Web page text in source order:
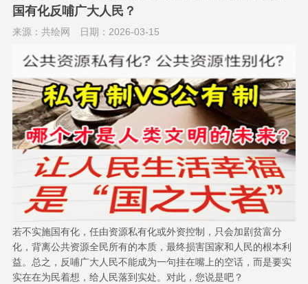
国有化反哺广大人民？
来源：共绘网 日期：2026-03-15
若不实施国有化，任由资源私有化或外资控制，只会加剧贫富分
化，背离公共资源全民所有的本质，最终损害国家和人民的根本利
益。总之，反哺广大人民不能成为一句挂在嘴上的空话，而是要实
实在在为民着想，给人民落到实处。对此，您说是吧？